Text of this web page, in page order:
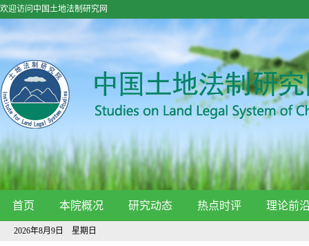
欢迎访问中国土地法制研究网
首页 本院概况 研究动态 热点时评 理论前
2026年8月9日 星期日